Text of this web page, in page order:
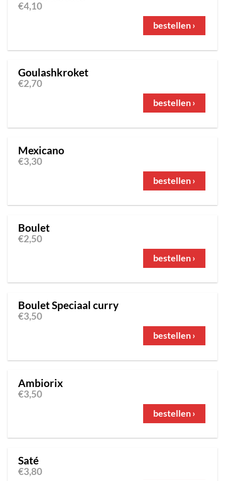
€4,10
bestellen ›
Goulashkroket
€2,70
bestellen ›
Mexicano
€3,30
bestellen ›
Boulet
€2,50
bestellen ›
Boulet Speciaal curry
€3,50
bestellen ›
Ambiorix
€3,50
bestellen ›
Saté
€3,80